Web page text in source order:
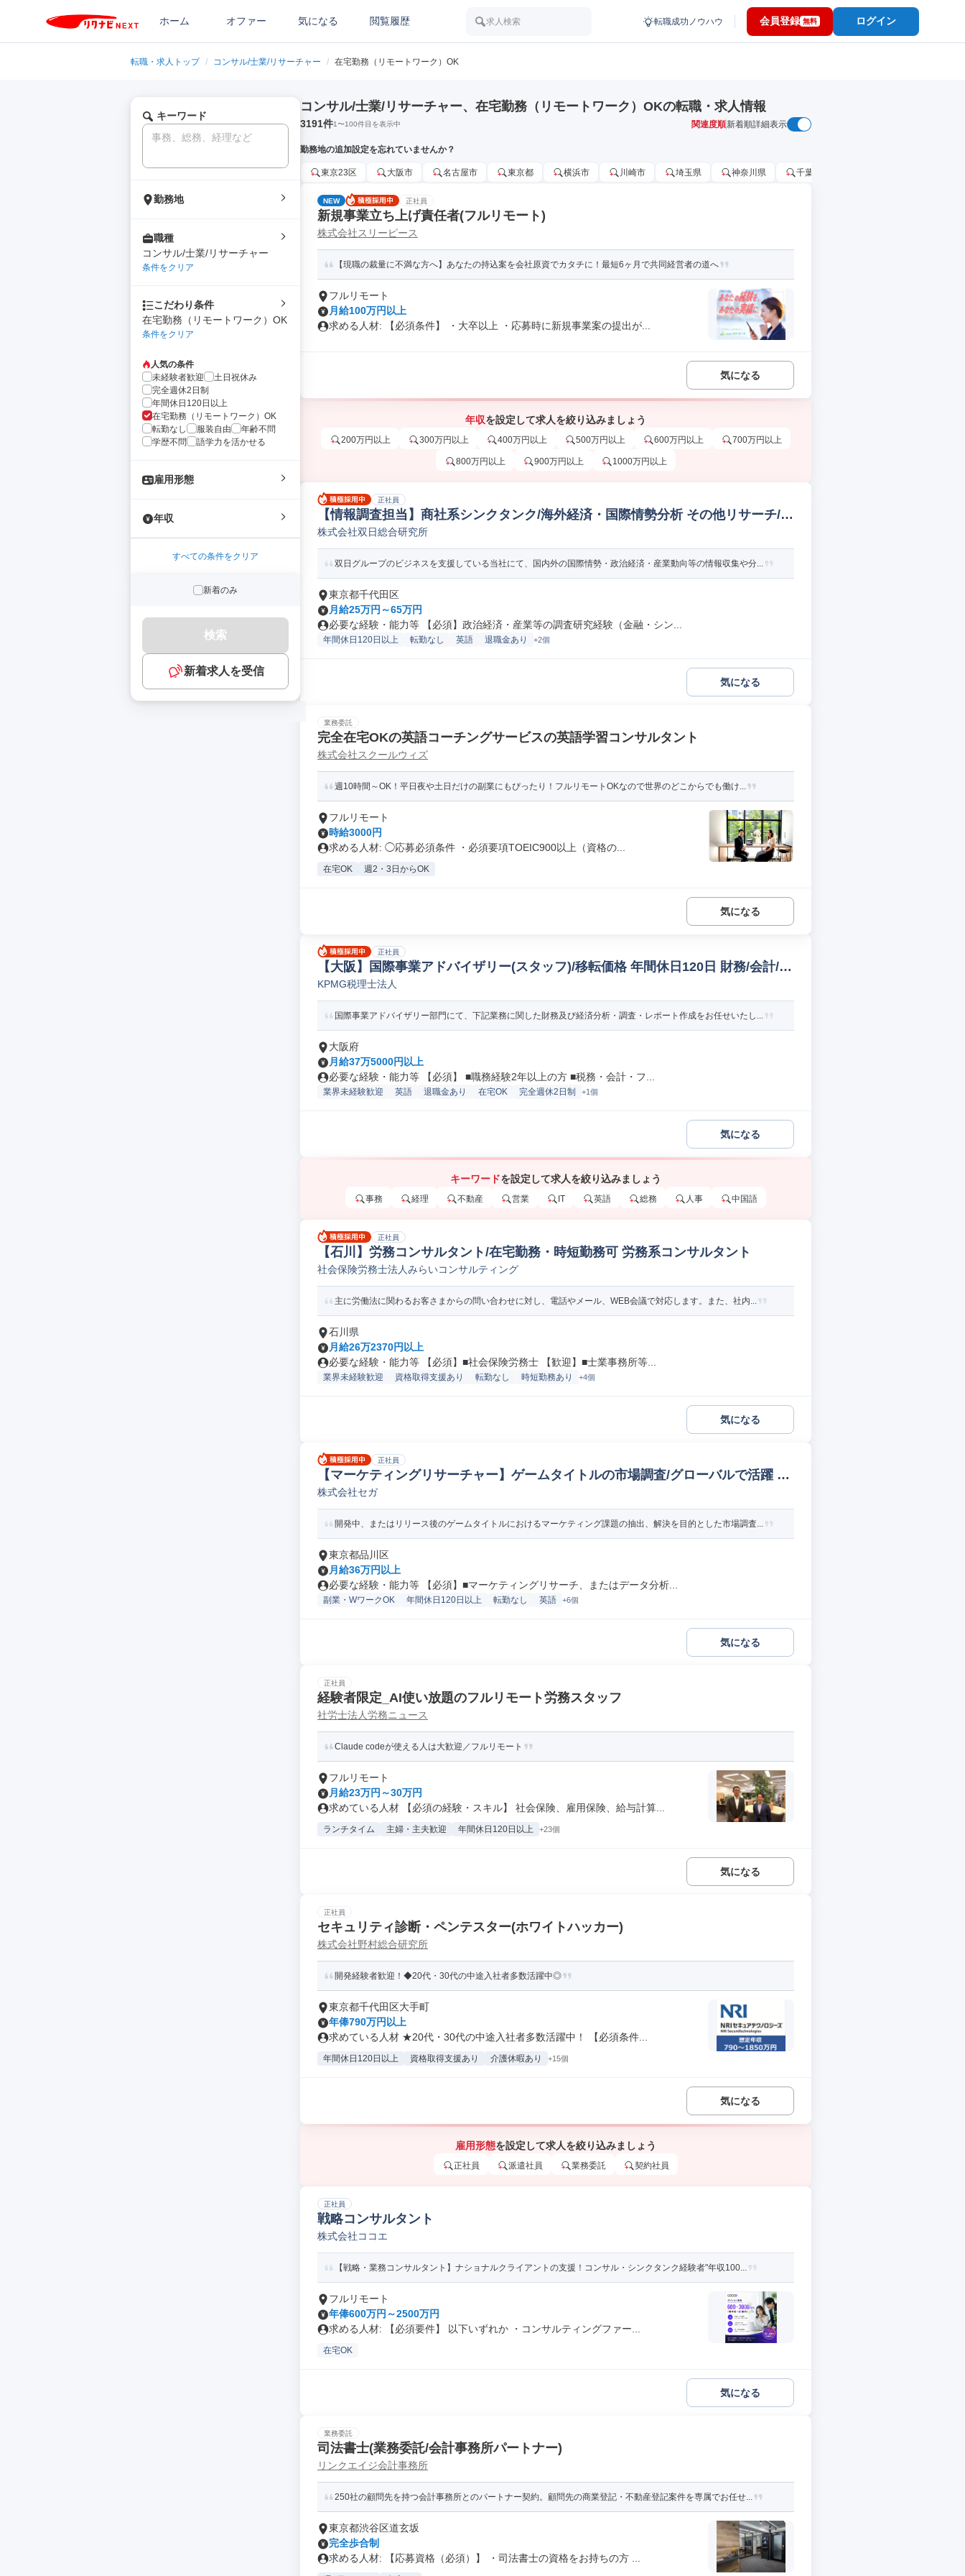
ホーム オファー 気になる 閲覧履歴 求人検索 転職成功ノウハウ 会員登録 無料 ログイン
転職・求人トップ / コンサル/士業/リサーチャー / 在宅勤務（リモートワーク）OK
キーワード
勤務地
職種
コンサル/士業/リサーチャー
条件をクリア
こだわり条件
在宅勤務（リモートワーク）OK
条件をクリア
人気の条件
未経験者歓迎
土日祝休み
完全週休2日制
年間休日120日以上
在宅勤務（リモートワーク）OK
転勤なし
服装自由
年齢不問
学歴不問
語学力を活かせる
雇用形態
年収
すべての条件をクリア
新着のみ
検索
新着求人を受信
コンサル/士業/リサーチャー、在宅勤務（リモートワーク）OKの転職・求人情報
3191件1〜100件目を表示中 関連度順新着順詳細表示
勤務地の追加設定を忘れていませんか？
東京23区 大阪市 名古屋市 東京都 横浜市 川崎市 埼玉県 神奈川県 千葉市
NEW 正社員
新規事業立ち上げ責任者(フルリモート)
株式会社スリーピース
【現職の裁量に不満な方へ】あなたの持込案を会社原資でカタチに！最短6ヶ月で共同経営者の道へ
フルリモート
月給100万円以上
求める人材: 【必須条件】 ・大卒以上 ・応募時に新規事業案の提出が...
気になる
年収を設定して求人を絞り込みましょう
200万円以上 300万円以上 400万円以上 500万円以上 600万円以上 700万円以上
800万円以上 900万円以上 1000万円以上
正社員
【情報調査担当】商社系シンクタンク/海外経済・国際情勢分析 その他リサーチ/分
析
株式会社双日総合研究所
双日グループのビジネスを支援している当社にて、国内外の国際情勢・政治経済・産業動向等の情報収集や分...
東京都千代田区
月給25万円～65万円
必要な経験・能力等 【必須】政治経済・産業等の調査研究経験（金融・シン...
年間休日120日以上 転勤なし 英語 退職金あり +2個
気になる
業務委託
完全在宅OKの英語コーチングサービスの英語学習コンサルタント
株式会社スクールウィズ
週10時間～OK！平日夜や土日だけの副業にもぴったり！フルリモートOKなので世界のどこからでも働け...
フルリモート
時給3000円
求める人材: ◯応募必須条件 ・必須要項TOEIC900以上（資格の...
在宅OK 週2・3日からOK
気になる
正社員
【大阪】国際事業アドバイザリー(スタッフ)/移転価格 年間休日120日 財務/会計/税
務コンサルタント
KPMG税理士法人
国際事業アドバイザリー部門にて、下記業務に関した財務及び経済分析・調査・レポート作成をお任せいたし...
大阪府
月給37万5000円以上
必要な経験・能力等 【必須】 ■職務経験2年以上の方 ■税務・会計・フ...
業界未経験歓迎 英語 退職金あり 在宅OK 完全週休2日制 +1個
気になる
キーワードを設定して求人を絞り込みましょう
事務 経理 不動産 営業 IT 英語 総務 人事 中国語
正社員
【石川】労務コンサルタント/在宅勤務・時短勤務可 労務系コンサルタント
社会保険労務士法人みらいコンサルティング
主に労働法に関わるお客さまからの問い合わせに対し、電話やメール、WEB会議で対応します。また、社内...
石川県
月給26万2370円以上
必要な経験・能力等 【必須】■社会保険労務士 【歓迎】■士業事務所等...
業界未経験歓迎 資格取得支援あり 転勤なし 時短勤務あり +4個
気になる
正社員
【マーケティングリサーチャー】ゲームタイトルの市場調査/グローバルで活躍 マ
ーケティングリサーチャー
株式会社セガ
開発中、またはリリース後のゲームタイトルにおけるマーケティング課題の抽出、解決を目的とした市場調査...
東京都品川区
月給36万円以上
必要な経験・能力等 【必須】■マーケティングリサーチ、またはデータ分析...
副業・WワークOK 年間休日120日以上 転勤なし 英語 +6個
気になる
正社員
経験者限定_AI使い放題のフルリモート労務スタッフ
社労士法人労務ニュース
Claude codeが使える人は大歓迎／フルリモート
フルリモート
月給23万円～30万円
求めている人材 【必須の経験・スキル】 社会保険、雇用保険、給与計算...
ランチタイム 主婦・主夫歓迎 年間休日120日以上 +23個
気になる
正社員
セキュリティ診断・ペンテスター(ホワイトハッカー)
株式会社野村総合研究所
開発経験者歓迎！◆20代・30代の中途入社者多数活躍中◎
東京都千代田区大手町
年俸790万円以上
求めている人材 ★20代・30代の中途入社者多数活躍中！ 【必須条件...
年間休日120日以上 資格取得支援あり 介護休暇あり +15個
気になる
雇用形態を設定して求人を絞り込みましょう
正社員 派遣社員 業務委託 契約社員
正社員
戦略コンサルタント
株式会社ココエ
【戦略・業務コンサルタント】ナショナルクライアントの支援！コンサル・シンクタンク経験者"年収100...
フルリモート
年俸600万円～2500万円
求める人材: 【必須要件】 以下いずれか ・コンサルティングファー...
在宅OK
気になる
業務委託
司法書士(業務委託/会計事務所パートナー)
リンクエイジ会計事務所
250社の顧問先を持つ会計事務所とのパートナー契約。顧問先の商業登記・不動産登記案件を専属でお任せ...
東京都渋谷区道玄坂
完全歩合制
求める人材: 【応募資格（必須）】 ・司法書士の資格をお持ちの方 ...